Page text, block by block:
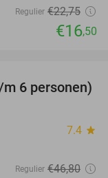
Regulier €22,75
€16,50
51%
6 personen)
7.4 star
Regulier €46,80